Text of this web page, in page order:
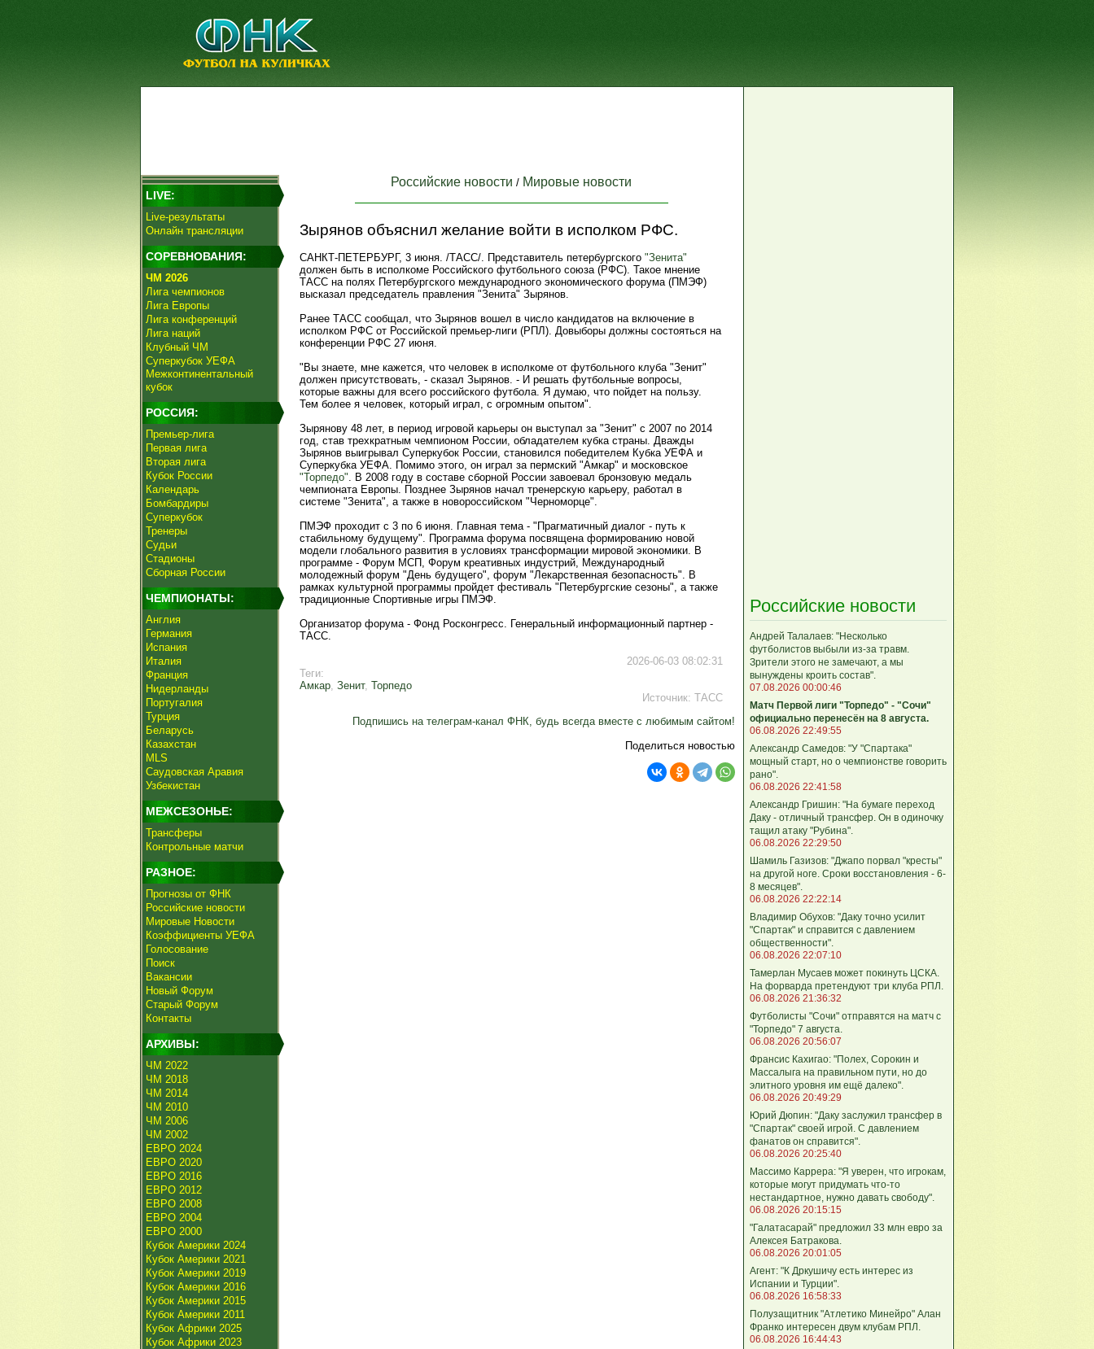
LIVE:
Live-результаты
Онлайн трансляции
СОРЕВНОВАНИЯ:
ЧМ 2026
Лига чемпионов
Лига Европы
Лига конференций
Лига наций
Клубный ЧМ
Суперкубок УЕФА
Межконтинентальный
кубок
РОССИЯ:
Премьер-лига
Первая лига
Вторая лига
Кубок России
Календарь
Бомбардиры
Суперкубок
Тренеры
Судьи
Стадионы
Сборная России
ЧЕМПИОНАТЫ:
Англия
Германия
Испания
Италия
Франция
Нидерланды
Португалия
Турция
Беларусь
Казахстан
MLS
Саудовская Аравия
Узбекистан
МЕЖСЕЗОНЬЕ:
Трансферы
Контрольные матчи
РАЗНОЕ:
Прогнозы от ФНК
Российские новости
Мировые Новости
Коэффициенты УЕФА
Голосование
Поиск
Вакансии
Новый Форум
Старый Форум
Контакты
АРХИВЫ:
ЧМ 2022
ЧМ 2018
ЧМ 2014
ЧМ 2010
ЧМ 2006
ЧМ 2002
ЕВРО 2024
ЕВРО 2020
ЕВРО 2016
ЕВРО 2012
ЕВРО 2008
ЕВРО 2004
ЕВРО 2000
Кубок Америки 2024
Кубок Америки 2021
Кубок Америки 2019
Кубок Америки 2016
Кубок Америки 2015
Кубок Америки 2011
Кубок Африки 2025
Кубок Африки 2023
Российские новости / Мировые новости
Зырянов объяснил желание войти в исполком РФС.
САНКТ-ПЕТЕРБУРГ, 3 июня. /ТАСС/. Представитель петербургского "Зенита"
должен быть в исполкоме Российского футбольного союза (РФС). Такое мнение
ТАСС на полях Петербургского международного экономического форума (ПМЭФ)
высказал председатель правления "Зенита" Зырянов.
Ранее ТАСС сообщал, что Зырянов вошел в число кандидатов на включение в
исполком РФС от Российской премьер-лиги (РПЛ). Довыборы должны состояться на
конференции РФС 27 июня.
"Вы знаете, мне кажется, что человек в исполкоме от футбольного клуба "Зенит"
должен присутствовать, - сказал Зырянов. - И решать футбольные вопросы,
которые важны для всего российского футбола. Я думаю, что пойдет на пользу.
Тем более я человек, который играл, с огромным опытом".
Зырянову 48 лет, в период игровой карьеры он выступал за "Зенит" с 2007 по 2014
год, став трехкратным чемпионом России, обладателем кубка страны. Дважды
Зырянов выигрывал Суперкубок России, становился победителем Кубка УЕФА и
Суперкубка УЕФА. Помимо этого, он играл за пермский "Амкар" и московское
"Торпедо". В 2008 году в составе сборной России завоевал бронзовую медаль
чемпионата Европы. Позднее Зырянов начал тренерскую карьеру, работал в
системе "Зенита", а также в новороссийском "Черноморце".
ПМЭФ проходит с 3 по 6 июня. Главная тема - "Прагматичный диалог - путь к
стабильному будущему". Программа форума посвящена формированию новой
модели глобального развития в условиях трансформации мировой экономики. В
программе - Форум МСП, Форум креативных индустрий, Международный
молодежный форум "День будущего", форум "Лекарственная безопасность". В
рамках культурной программы пройдет фестиваль "Петербургские сезоны", а также
традиционные Спортивные игры ПМЭФ.
Организатор форума - Фонд Росконгресс. Генеральный информационный партнер -
ТАСС.
2026-06-03 08:02:31
Теги:
Амкар, Зенит, Торпедо
Источник: ТАСС
Подпишись на телеграм-канал ФНК, будь всегда вместе с любимым сайтом!
Поделиться новостью
Российские новости
Андрей Талалаев: "Несколько
футболистов выбыли из-за травм.
Зрители этого не замечают, а мы
вынуждены кроить состав".
07.08.2026 00:00:46
Матч Первой лиги "Торпедо" - "Сочи"
официально перенесён на 8 августа.
06.08.2026 22:49:55
Александр Самедов: "У "Спартака"
мощный старт, но о чемпионстве говорить
рано".
06.08.2026 22:41:58
Александр Гришин: "На бумаге переход
Даку - отличный трансфер. Он в одиночку
тащил атаку "Рубина".
06.08.2026 22:29:50
Шамиль Газизов: "Джапо порвал "кресты"
на другой ноге. Сроки восстановления - 6-
8 месяцев".
06.08.2026 22:22:14
Владимир Обухов: "Даку точно усилит
"Спартак" и справится с давлением
общественности".
06.08.2026 22:07:10
Тамерлан Мусаев может покинуть ЦСКА.
На форварда претендуют три клуба РПЛ.
06.08.2026 21:36:32
Футболисты "Сочи" отправятся на матч с
"Торпедо" 7 августа.
06.08.2026 20:56:07
Франсис Кахигао: "Полех, Сорокин и
Массалыга на правильном пути, но до
элитного уровня им ещё далеко".
06.08.2026 20:49:29
Юрий Дюпин: "Даку заслужил трансфер в
"Спартак" своей игрой. С давлением
фанатов он справится".
06.08.2026 20:25:40
Массимо Каррера: "Я уверен, что игрокам,
которые могут придумать что-то
нестандартное, нужно давать свободу".
06.08.2026 20:15:15
"Галатасарай" предложил 33 млн евро за
Алексея Батракова.
06.08.2026 20:01:05
Агент: "К Дркушичу есть интерес из
Испании и Турции".
06.08.2026 16:58:33
Полузащитник "Атлетико Минейро" Алан
Франко интересен двум клубам РПЛ.
06.08.2026 16:44:43